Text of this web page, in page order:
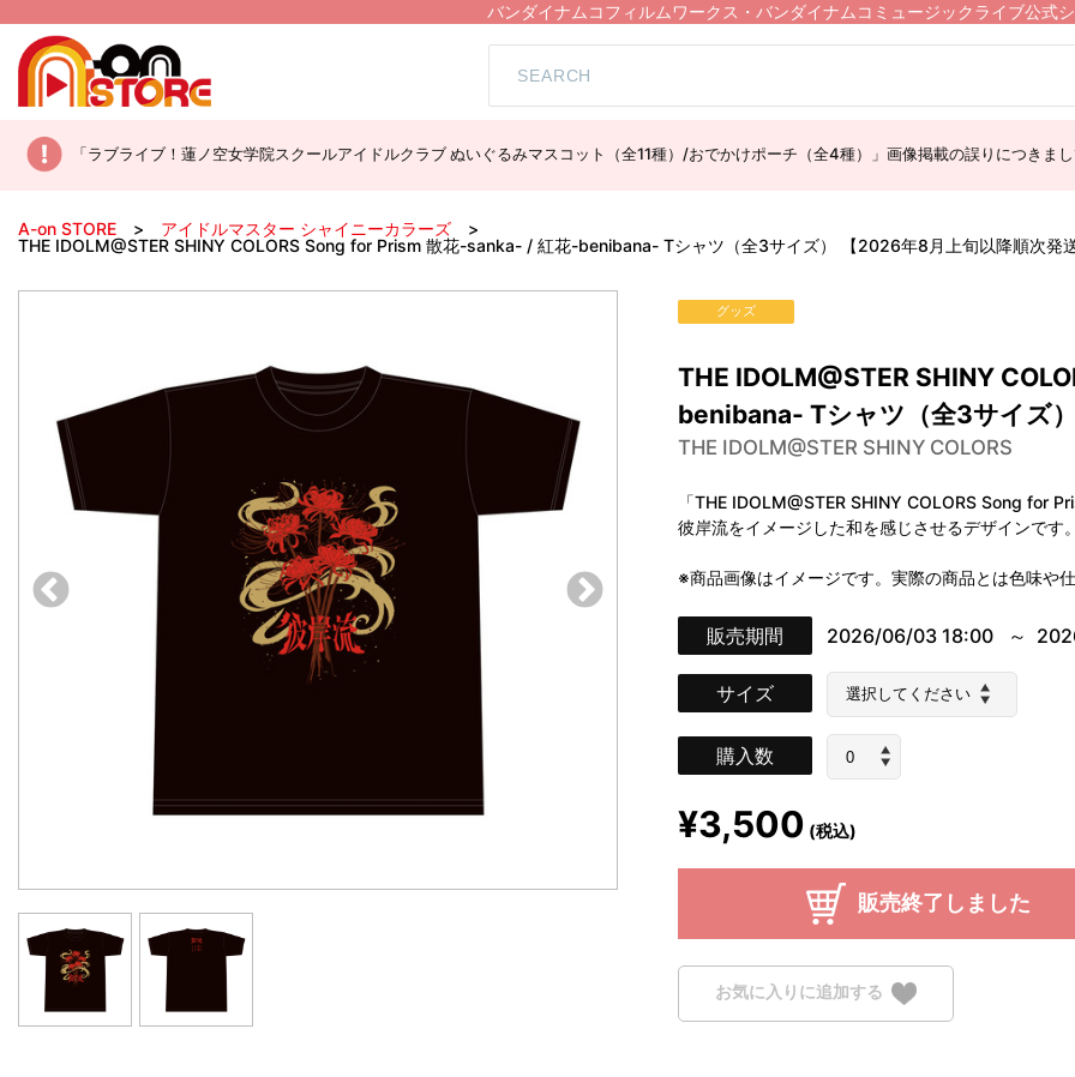
バンダイナムコフィルムワークス・バンダイナムコミュージックライブ公式
「ラブライブ！蓮ノ空女学院スクールアイドルクラブ ぬいぐるみマスコット（全11種）/おでかけポーチ（全4種）」画像掲載の誤りにつきま
A-on STORE
アイドルマスター シャイニーカラーズ
THE IDOLM@STER SHINY COLORS Song for Prism 散花-sanka- / 紅花-benibana- Tシャツ（全3サイズ） 【2026年8月上旬以降順次発
グッズ
THE IDOLM@STER SHINY
benibana- Tシャツ（全3サイズ
THE IDOLM@STER SHINY COLORS
「THE IDOLM@STER SHINY COLORS Song for
彼岸流をイメージした和を感じさせるデザインです
※商品画像はイメージです。実際の商品とは色味や
販売期間 2026/06/03 18:00
サイズ
購入数
¥3,500 (税込)
販売終了しました
お気に入りに追加する